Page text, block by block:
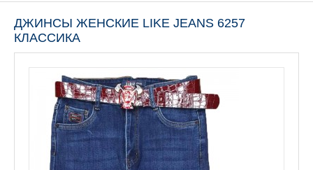
ДЖИНСЫ ЖЕНСКИЕ LIKE JEANS 6257
КЛАССИКА